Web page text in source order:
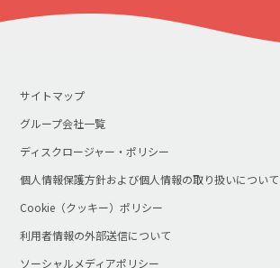
サイトマップ
グループ会社一覧
ディスクロージャー・ポリシー
個人情報保護方針および個人情報の取り扱いについて
Cookie（クッキー）ポリシー
利用者情報の外部送信について
ソーシャルメディアポリシー